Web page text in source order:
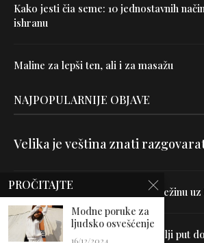
Kako jesti čia seme: 10 jednostavnih
ishranu
Maline za lepši ten, ali i za masažu
NAJPOPULARNIJE OBJAVE
Velika je veština znati
Uništite parazite i normalizujte težinu
Dr Hajder: Akupunktura je najbolji put
PROČITAJTE
Modne poruke za
ljudsko osvešćenje
16/12/2024